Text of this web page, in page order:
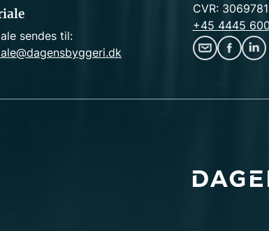
sendes til:
CVR:
+45 4445